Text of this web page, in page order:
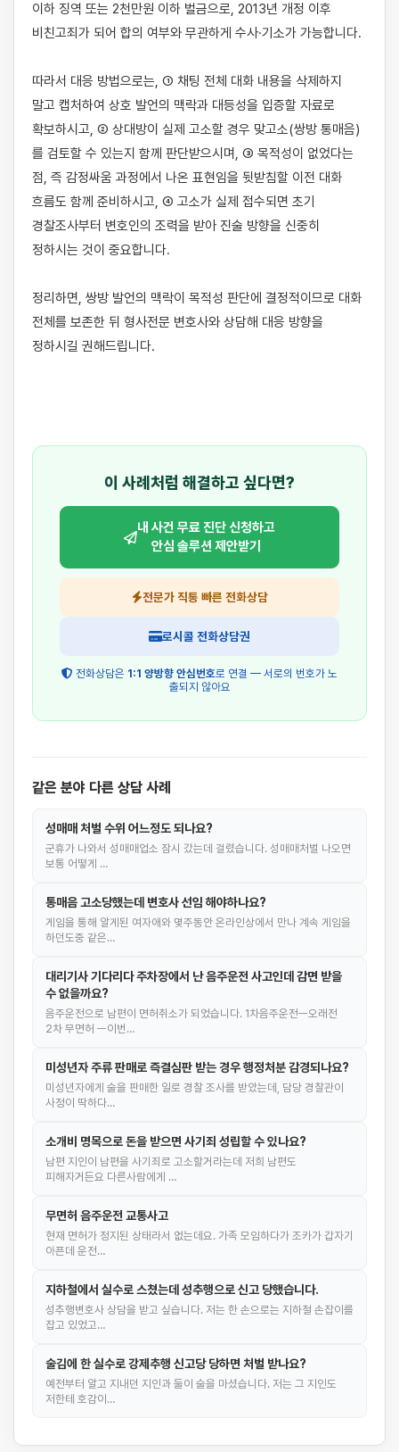
이하 징역 또는 2천만원 이하 벌금으로, 2013년 개정 이후
비친고죄가 되어 합의 여부와 무관하게 수사·기소가 가능합니다.
따라서 대응 방법으로는, ① 채팅 전체 대화 내용을 삭제하지
말고 캡처하여 상호 발언의 맥락과 대등성을 입증할 자료로
확보하시고, ② 상대방이 실제 고소할 경우 맞고소(쌍방 통매음)
를 검토할 수 있는지 함께 판단받으시며, ③ 목적성이 없었다는
점, 즉 감정싸움 과정에서 나온 표현임을 뒷받침할 이전 대화
흐름도 함께 준비하시고, ④ 고소가 실제 접수되면 초기
경찰조사부터 변호인의 조력을 받아 진술 방향을 신중히
정하시는 것이 중요합니다.
정리하면, 쌍방 발언의 맥락이 목적성 판단에 결정적이므로 대화
전체를 보존한 뒤 형사전문 변호사와 상담해 대응 방향을
정하시길 권해드립니다.
이 사례처럼 해결하고 싶다면?
내 사건 무료 진단 신청하고
안심 솔루션 제안받기
전문가 직통 빠른 전화상담
로시콜 전화상담권
전화상담은 1:1 양방향 안심번호로 연결 — 서로의 번호가 노
출되지 않아요
같은 분야 다른 상담 사례
성매매 처벌 수위 어느정도 되나요?
군휴가 나와서 성매매업소 잠시 갔는데 걸렸습니다. 성매매처벌 나오면
보통 어떻게 …
통매음 고소당했는데 변호사 선임 해야하나요?
게임을 통해 알게된 여자애와 몇주동안 온라인상에서 만나 계속 게임을
하던도중 같은…
대리기사 기다리다 주차장에서 난 음주운전 사고인데 감면 받을
수 없을까요?
음주운전으로 남편이 면허취소가 되었습니다. 1차음주운전ㅡ오래전
2차 무면허 ㅡ이번…
미성년자 주류 판매로 즉결심판 받는 경우 행정처분 감경되나요?
미성년자에게 술을 판매한 일로 경찰 조사를 받았는데, 담당 경찰관이
사정이 딱하다…
소개비 명목으로 돈을 받으면 사기죄 성립할 수 있나요?
남편 지인이 남편을 사기죄로 고소할거라는데 저희 남편도
피해자거든요 다른사람에게 …
무면허 음주운전 교통사고
현재 면허가 정지된 상태라서 없는데요. 가족 모임하다가 조카가 갑자기
아픈데 운전…
지하철에서 실수로 스쳤는데 성추행으로 신고 당했습니다.
성추행변호사 상담을 받고 싶습니다. 저는 한 손으로는 지하철 손잡이를
잡고 있었고…
술김에 한 실수로 강제추행 신고당 당하면 처벌 받나요?
예전부터 알고 지내던 지인과 둘이 술을 마셨습니다. 저는 그 지인도
저한테 호감이…